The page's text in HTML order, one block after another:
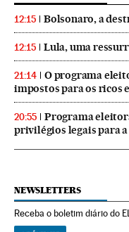
12:15 Bolsonaro, a
12:15 Lula, uma
21:14
O programa
impostos para os ricos
20:55
Programa
privilégios legais para
NEWSLETTERS
Receba o boletim diário do